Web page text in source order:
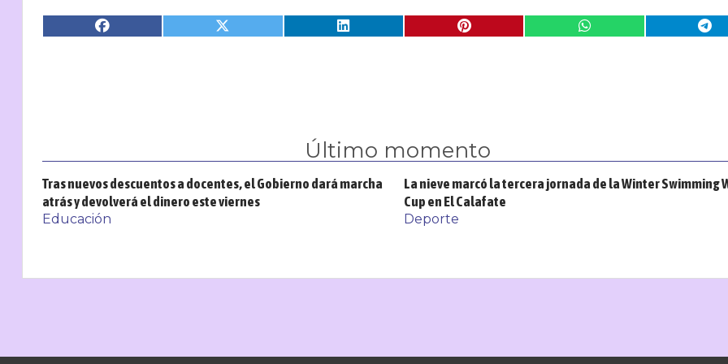
Último momento
Tras nuevos descuentos a docentes, el Gobierno dará marcha
atrás y devolverá el dinero este viernes
Educación
La nieve marcó la tercera jornada de la Winter Swimming
Cup en El Calafate
Deporte